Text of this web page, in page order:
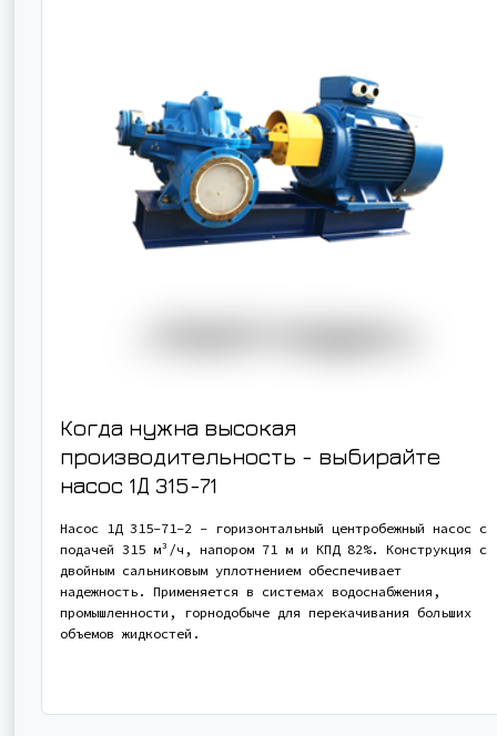
Когда нужна высокая
производительность - выбирайте
насос 1Д 315-71
Насос 1Д 315-71-2 - горизонтальный центробежный насос с
подачей 315 м³/ч, напором 71 м и КПД 82%. Конструкция с
двойным сальниковым уплотнением обеспечивает
надежность. Применяется в системах водоснабжения,
промышленности, горнодобыче для перекачивания больших
объемов жидкостей.